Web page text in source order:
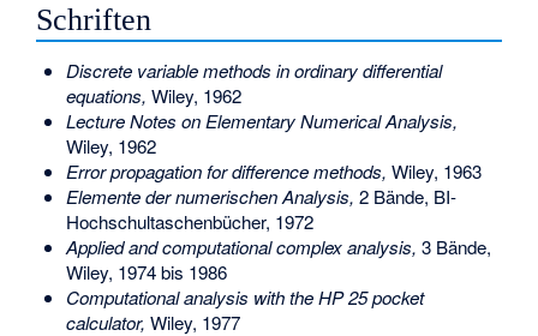
Schriften
Discrete variable methods in ordinary differential
equations, Wiley, 1962
Lecture Notes on Elementary Numerical Analysis,
Wiley, 1962
Error propagation for difference methods, Wiley, 1963
Elemente der numerischen Analysis, 2 Bände, BI-
Hochschultaschenbücher, 1972
Applied and computational complex analysis, 3 Bände,
Wiley, 1974 bis 1986
Computational analysis with the HP 25 pocket
calculator, Wiley, 1977